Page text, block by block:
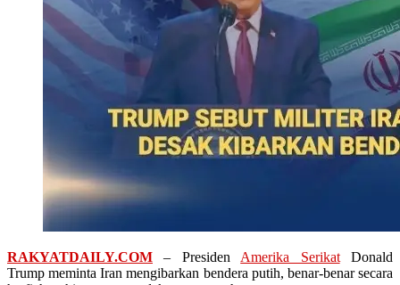
RAKYATDAILY.COM – Presiden Amerika SerikatDonald
Trump meminta Iran mengibarkan bendera putih, benar-benar secara